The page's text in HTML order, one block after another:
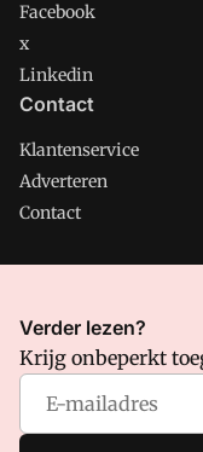
Facebook
x
Linkedin
Contact
Klantenservice
Adverteren
Contact
CMweb is onderdeel
waar VMN media voor
volgende regelingen
Privacy en Cookie
Verder lezen?
Krijg onbeperkt